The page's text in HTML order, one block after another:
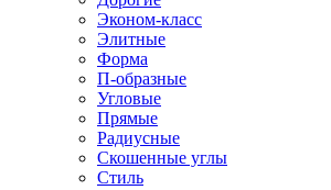
Эконом-класс
Элитные
Форма
П-образные
Угловые
Прямые
Радиусные
Скошенные углы
Стиль